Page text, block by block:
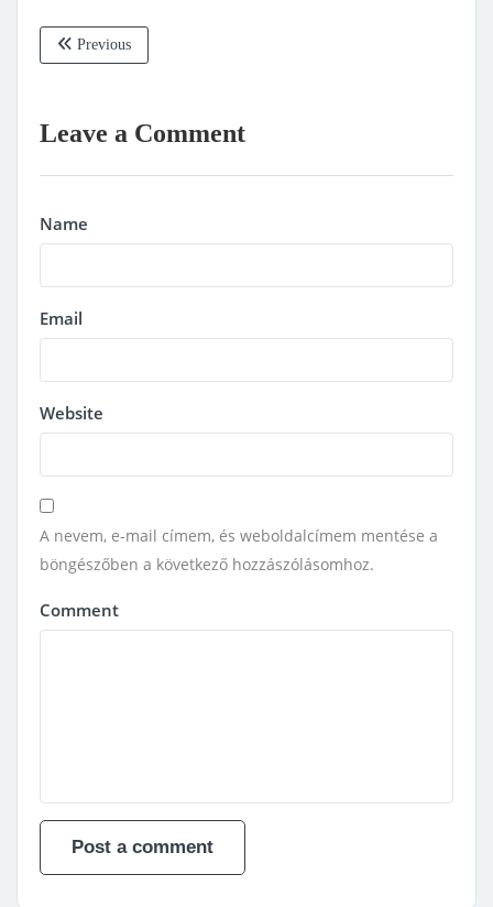
Previous
Leave a Comment
Name
Email
Website
A nevem, e-mail címem, és weboldalcímem mentése a
böngészőben a következő hozzászólásomhoz.
Comment